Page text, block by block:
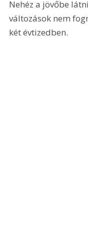
Nehéz a jövőbe
változások nem
két évtizedben.